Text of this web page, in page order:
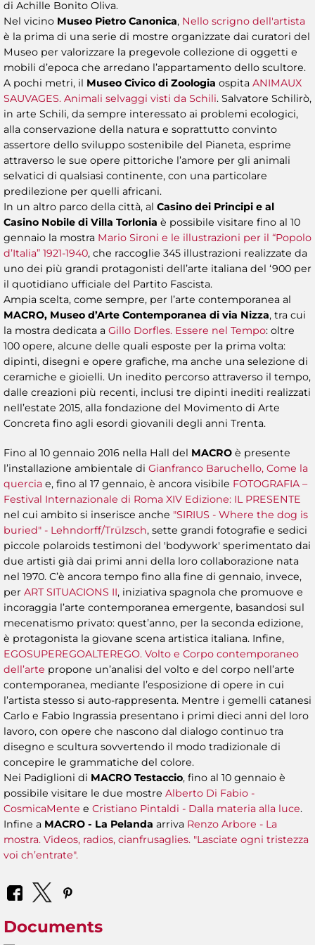
di Achille Bonito Oliva.
Nel vicino Museo Pietro Canonica, Nello scrigno dell'artista
è la prima di una serie di mostre organizzate dai curatori del
Museo per valorizzare la pregevole collezione di oggetti e
mobili d’epoca che arredano l’appartamento dello scultore.
A pochi metri, il Museo Civico di Zoologia ospita ANIMAUX
SAUVAGES. Animali selvaggi visti da Schili. Salvatore Schilirò,
in arte Schili, da sempre interessato ai problemi ecologici,
alla conservazione della natura e soprattutto convinto
assertore dello sviluppo sostenibile del Pianeta, esprime
attraverso le sue opere pittoriche l’amore per gli animali
selvatici di qualsiasi continente, con una particolare
predilezione per quelli africani.
In un altro parco della città, al Casino dei Principi e al
Casino Nobile di Villa Torlonia è possibile visitare fino al 10
gennaio la mostra Mario Sironi e le illustrazioni per il “Popolo
d’Italia” 1921-1940, che raccoglie 345 illustrazioni realizzate da
uno dei più grandi protagonisti dell’arte italiana del ‘900 per
il quotidiano ufficiale del Partito Fascista.
Ampia scelta, come sempre, per l’arte contemporanea al
MACRO, Museo d’Arte Contemporanea di via Nizza, tra cui
la mostra dedicata a Gillo Dorfles. Essere nel Tempo: oltre
100 opere, alcune delle quali esposte per la prima volta:
dipinti, disegni e opere grafiche, ma anche una selezione di
ceramiche e gioielli. Un inedito percorso attraverso il tempo,
dalle creazioni più recenti, inclusi tre dipinti inediti realizzati
nell’estate 2015, alla fondazione del Movimento di Arte
Concreta fino agli esordi giovanili degli anni Trenta.
Fino al 10 gennaio 2016 nella Hall del MACRO è presente
l’installazione ambientale di Gianfranco Baruchello, Come la
quercia e, fino al 17 gennaio, è ancora visibile FOTOGRAFIA –
Festival Internazionale di Roma XIV Edizione: IL PRESENTE
nel cui ambito si inserisce anche "SIRIUS - Where the dog is
buried" - Lehndorff/Trülzsch, sette grandi fotografie e sedici
piccole polaroids testimoni del 'bodywork' sperimentato dai
due artisti già dai primi anni della loro collaborazione nata
nel 1970. C’è ancora tempo fino alla fine di gennaio, invece,
per ART SITUACIONS II, iniziativa spagnola che promuove e
incoraggia l’arte contemporanea emergente, basandosi sul
mecenatismo privato: quest’anno, per la seconda edizione,
è protagonista la giovane scena artistica italiana. Infine,
EGOSUPEREGOALTEREGO. Volto e Corpo contemporaneo
dell’arte propone un’analisi del volto e del corpo nell’arte
contemporanea, mediante l’esposizione di opere in cui
l’artista stesso si auto-rappresenta. Mentre i gemelli catanesi
Carlo e Fabio Ingrassia presentano i primi dieci anni del loro
lavoro, con opere che nascono dal dialogo continuo tra
disegno e scultura sovvertendo il modo tradizionale di
concepire le grammatiche del colore.
Nei Padiglioni di MACRO Testaccio, fino al 10 gennaio è
possibile visitare le due mostre Alberto Di Fabio -
CosmicaMente e Cristiano Pintaldi - Dalla materia alla luce.
Infine a MACRO - La Pelanda arriva Renzo Arbore - La
mostra. Videos, radios, cianfrusaglies. "Lasciate ogni tristezza
voi ch’entrate".
Documents